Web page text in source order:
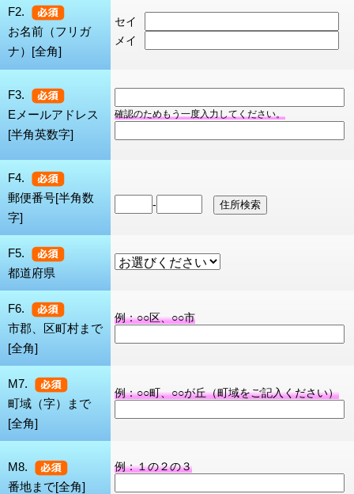
F2.
お名前（フリガ
ナ）[全角]
セイ
メイ
F3.
Eメールアドレス
[半角英数字]
確認のためもう一度入力してください。
F4.
郵便番号[半角数
字]
-
F5.
都道府県
F6.
市郡、区町村まで
[全角]
例：○○区、○○市
M7.
町域（字）まで
[全角]
例：○○町、○○が丘（町域をご記入ください）
M8.
番地まで[全角]
例：１の２の３